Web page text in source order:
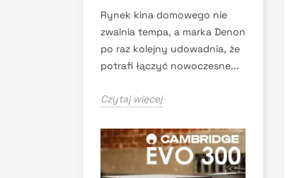
Rynek kina domowego nie
zwalnia tempa, a marka Denon
po raz kolejny udowadnia, że
potrafi łączyć nowoczesne...
Czytaj więcej